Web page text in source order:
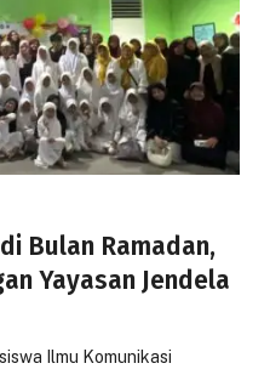
Bulan Ramadan,
Yayasan Jendela
Ilmu Komunikasi